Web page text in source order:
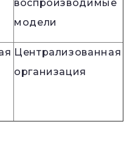
воспроизводимые
модели
Централизованная
организация